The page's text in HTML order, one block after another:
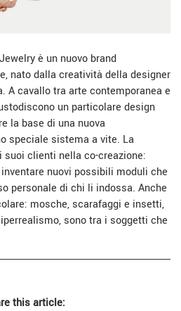
è un nuovo brand
nato dalla creatività della designer
A cavallo tra arte contemporanea e
un particolare design
la base di una nuova
speciale sistema a vite. La
clienti nella co-creazione:
nuovi possibili moduli che
personale di chi li indossa. Anche
mosche, scarafaggi e insetti,
sono tra i soggetti che
this article: